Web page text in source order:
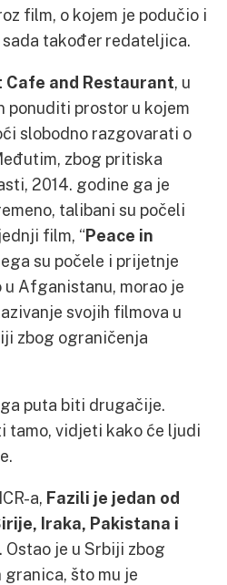
film, o kojem je podučio i
također redateljica.
Cafe and Restaurant, u
ponuditi prostor u kojem
slobodno razgovarati o
zbog pritiska
2014. godine ga je
talibani su počeli
film, “Peace in
su počele i prijetnje
u Afganistanu, morao je
svojih filmova u
zbog ograničenja
puta biti drugačije.
tamo, vidjeti kako će ljudi
a, Fazili je jedan od
Iraka, Pakistana i
. Ostao je u Srbiji zbog
što mu je